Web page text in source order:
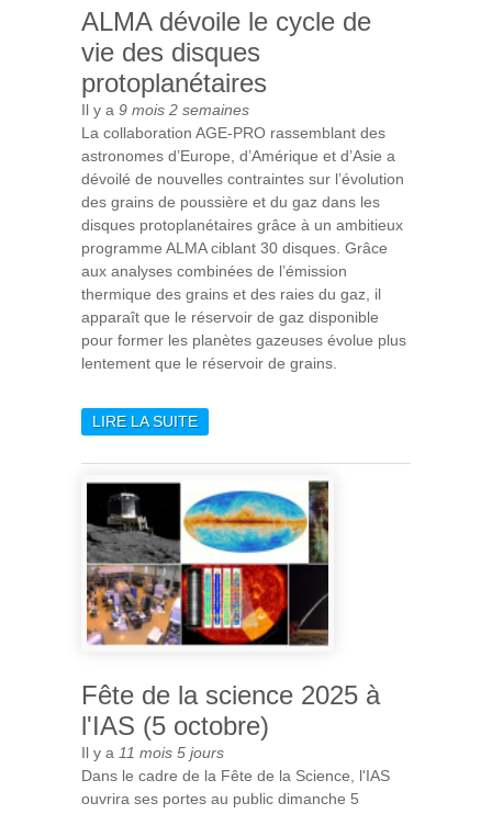
ALMA dévoile le cycle de
vie des disques
protoplanétaires
Il y a 9 mois 2 semaines
La collaboration AGE-PRO rassemblant des
astronomes d’Europe, d’Amérique et d’Asie a
dévoilé de nouvelles contraintes sur l’évolution
des grains de poussière et du gaz dans les
disques protoplanétaires grâce à un ambitieux
programme ALMA ciblant 30 disques. Grâce
aux analyses combinées de l’émission
thermique des grains et des raies du gaz, il
apparaît que le réservoir de gaz disponible
pour former les planètes gazeuses évolue plus
lentement que le réservoir de grains.
LIRE LA SUITEDE ALMA DÉVOILE LE CYCLE
PROTOPLANÉTAIRES
Fête de la science 2025 à
l'IAS (5 octobre)
Il y a 11 mois 5 jours
Dans le cadre de la Fête de la Science, l'IAS
ouvrira ses portes au public dimanche 5